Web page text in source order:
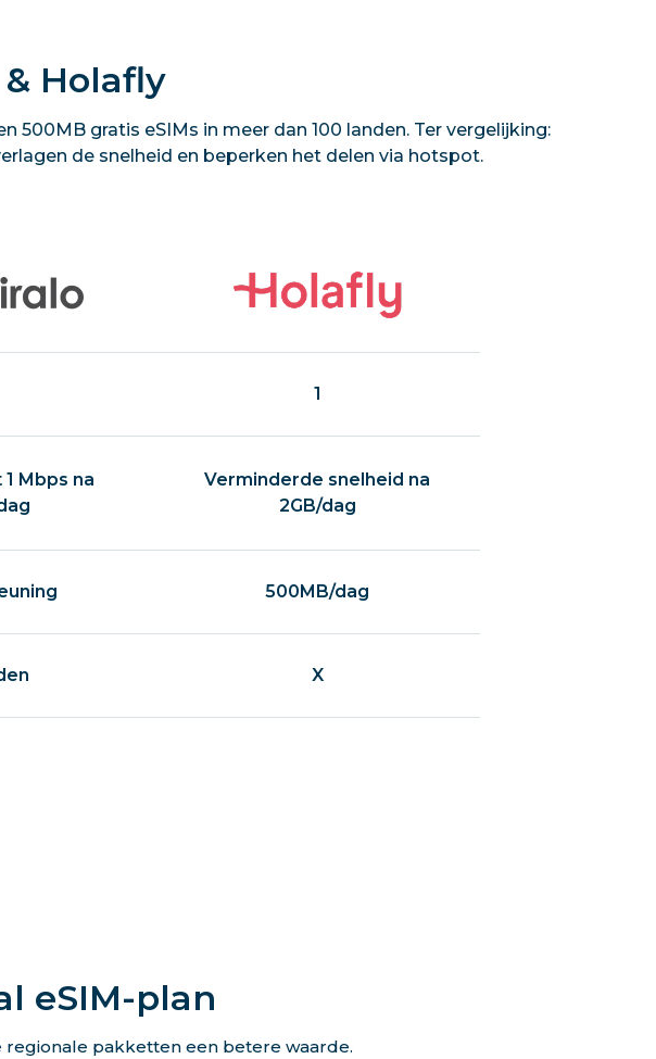
Holafly
gratis eSIMs in meer dan 100 landen. Ter vergelijking:
de snelheid en beperken het delen via hotspot.
1
Mbps na
Verminderde snelheid na
2GB/dag
500MB/dag
X
eSIM-plan
pakketten een betere waarde.